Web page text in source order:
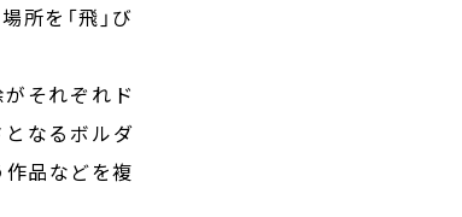
所を「飛」び
それぞれド
なるボルダ
品などを複